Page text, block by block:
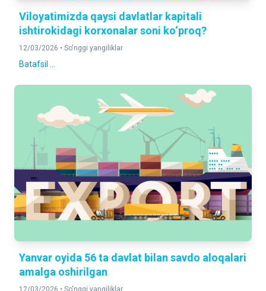
Viloyatimizda qaysi davlatlar kapitali
ishtirokidagi korxonalar soni ko‘proq?
12/03/2026 • So'nggi yangiliklar
Batafsil ...
Yanvar oyida 56 ta davlat bilan savdo aloqalari
amalga oshirilgan
12/03/2026 • So'nggi yangiliklar